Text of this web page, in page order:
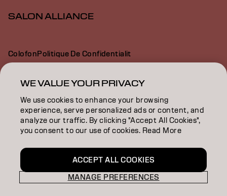
SALON ALLIANCE
ColofonPolitique De Confidentialit
Politique En Mati Re De Cookies
Déclaration d’accessibilité
CA | French
WE VALUE YOUR PRIVACY
We use cookies to enhance your browsing
experience, serve personalized ads or content, and
analyze our traffic. By clicking "Accept All Cookies",
you consent to our use of cookies. Read More
MANAGE PREFERENCES
ACCEPT ALL COOKIES